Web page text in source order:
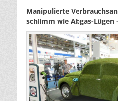
Manipulierte
schlimm wie Abgas-Lügen